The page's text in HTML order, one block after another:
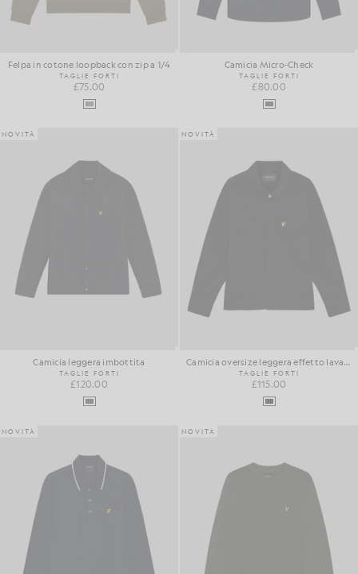
Felpa in cotone loopback con zip a 1/4
TAGLIE FORTI
£75.00
Camicia Micro-Check
TAGLIE FORTI
£80.00
NOVITÀ
Camicia leggera imbottita
TAGLIE FORTI
£120.00
NOVITÀ
Camicia oversize leggera effetto lavato
TAGLIE FORTI
£115.00
NOVITÀ NOVITÀ